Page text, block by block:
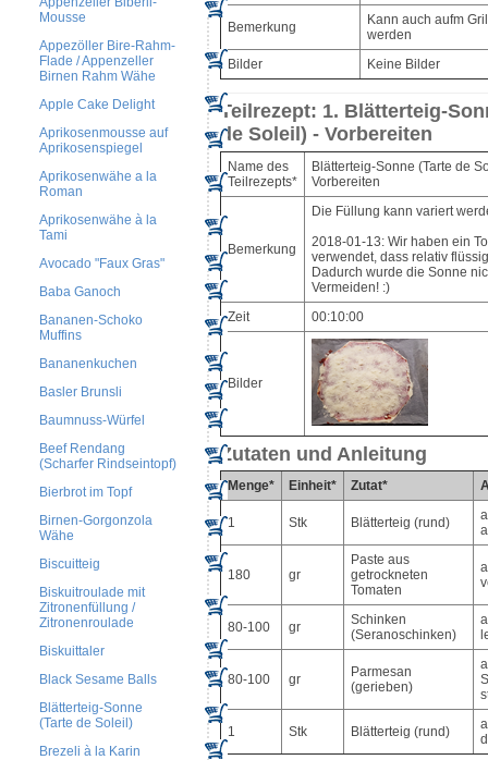
Mousse
Appezöller Bire-Rahm-
Flade / Appenzeller
Birnen Rahm Wähe
Apple Cake Delight
Aprikosenmousse auf
Aprikosenspiegel
Aprikosenwähe a la
Roman
Aprikosenwähe à la
Tami
Avocado "Faux Gras"
Baba Ganoch
Bananen-Schoko
Muffins
Bananenkuchen
Basler Brunsli
Baumnuss-Würfel
Beef Rendang
(Scharfer Rindseintopf)
Bierbrot im Topf
Birnen-Gorgonzola
Wähe
Biscuitteig
Biskuitroulade mit
Zitronenfüllung /
Zitronenroulade
Biskuittaler
Black Sesame Balls
Blätterteig-Sonne
(Tarte de Soleil)
Brezeli à la Karin
Bemerkung
Kann auch aufm
werden
Bilder
Keine Bilder
Teilrezept: 1. Blätterteig-
de Soleil) - Vorbereiten
Name des
Teilrezepts*
Blätterteig-Sonne (Tarte de
Vorbereiten
Bemerkung
Die Füllung kann variert
2018-01-13: Wir haben ein
verwendet, dass relativ
Dadurch wurde die Sonne
Vermeiden! :)
Zeit
00:10:00
Bilder
Zutaten und Anleitung
Menge* Einheit* Zutat*
1 Stk Blätterteig (rund)
180 gr
Paste aus
getrockneten
Tomaten
80-100 gr
Schinken
(Seranoschinken)
80-100 gr
Parmesan
(gerieben)
1 Stk Blätterteig (rund)